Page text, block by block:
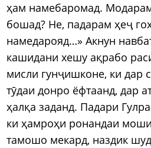
ҳам намебаромад.
бошад? Не, падарам ҳеҷ
намедарояд…» Акнун
кашидани хешу ақрабо
мисли гунҷишконе, ки дар
тӯдаи донро ёфтаанд, дар
ҳалқа заданд. Падари
ки ҳамроҳи ронандаи
тамошо мекард, наздик